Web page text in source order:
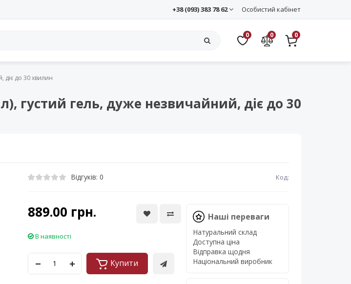
Особистий кабінет
+38 (093) 383 78 62
0 0 0
діє до 30 хвилин
густий гель, дуже незвичайний, діє до 30
Відгуків: 0 Код:
889.00 грн.
В наявності
Купити
Наші переваги
Натуральний склад
Доступна ціна
Відправка щодня
Національний виробник